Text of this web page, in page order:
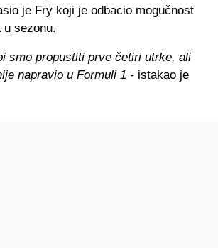
je Fry koji je odbacio mogučnost
u sezonu.
smo propustiti prve četiri utrke, ali
napravio u Formuli 1 - istakao je